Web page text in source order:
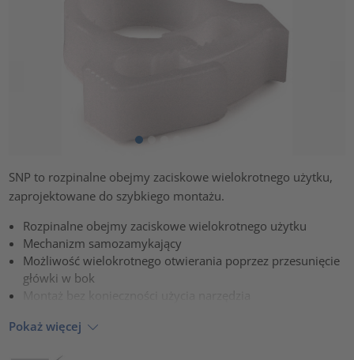
SNP to rozpinalne obejmy zaciskowe wielokrotnego użytku,
zaprojektowane do szybkiego montażu.
Rozpinalne obejmy zaciskowe wielokrotnego użytku
Mechanizm samozamykający
Możliwość wielokrotnego otwierania poprzez przesunięcie
główki w bok
Pokaż więcej